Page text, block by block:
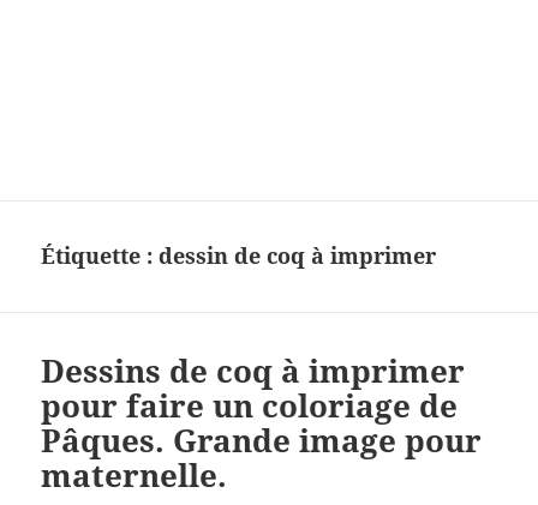
devinettes, pour enfants.
Étiquette :dessin de coq à imprimer
Dessins de coq à imprimer
pour faire un coloriage de
Pâques. Grande image pour
maternelle.